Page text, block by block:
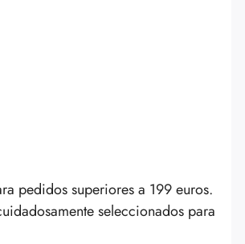
pedidos superiores a 199 euros.
seleccionados para